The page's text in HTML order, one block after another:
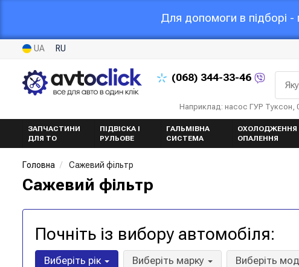
Для допомоги в підборі
UA RU
(068) 344-33-46
Наприклад: насос ГУР Туксон,
ЗАПЧАСТИНИ
ДЛЯ ТО
ПІДВІСКА І
РУЛЬОВЕ
ГАЛЬМІВНА
СИСТЕМА
ОХОЛОДЖЕННЯ
ОПАЛЕННЯ
Головна Сажевий фільтр
Сажевий фільтр
Почніть із вибору автомобіля:
Виберіть рік Виберіть марку Виберіть